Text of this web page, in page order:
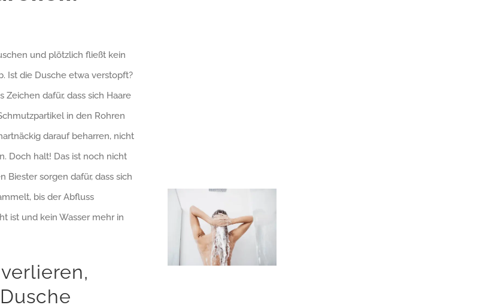
und plötzlich fließt kein
Ist die Dusche etwa verstopft?
Zeichen dafür, dass sich Haare
in den Rohren
darauf beharren, nicht
Doch halt! Das ist noch nicht
Biester sorgen dafür, dass sich
bis der Abfluss
ist und kein Wasser mehr in